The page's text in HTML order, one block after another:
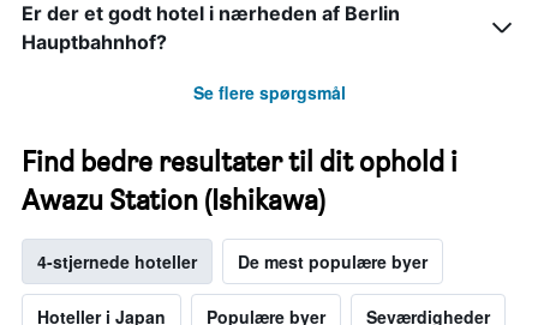
Er der et godt hotel i nærheden af Berlin
Hauptbahnhof?
Se flere spørgsmål
Find bedre resultater til dit ophold i
Awazu Station (Ishikawa)
4-stjernede hoteller De mest populære byer
Hoteller i Japan Populære byer Seværdigheder